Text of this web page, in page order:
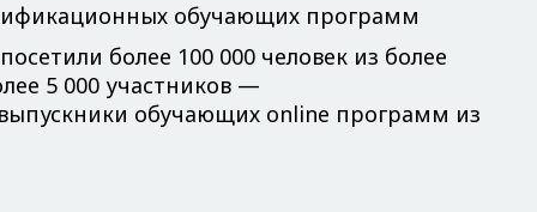
обучающих программ
более 100 000 человек из более
5 000 участников —
обучающих online программ из